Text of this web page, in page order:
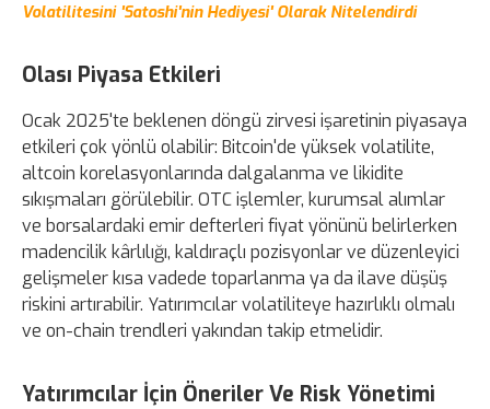
Volatilitesini 'Satoshi'nin Hediyesi' Olarak Nitelendirdi
Olası Piyasa Etkileri
Ocak 2025'te beklenen döngü zirvesi işaretinin piyasaya
etkileri çok yönlü olabilir: Bitcoin'de yüksek volatilite,
altcoin korelasyonlarında dalgalanma ve likidite
sıkışmaları görülebilir. OTC işlemler, kurumsal alımlar
ve borsalardaki emir defterleri fiyat yönünü belirlerken
madencilik kârlılığı, kaldıraçlı pozisyonlar ve düzenleyici
gelişmeler kısa vadede toparlanma ya da ilave düşüş
riskini artırabilir. Yatırımcılar volatiliteye hazırlıklı olmalı
ve on-chain trendleri yakından takip etmelidir.
Yatırımcılar İçin Öneriler Ve Risk Yönetimi